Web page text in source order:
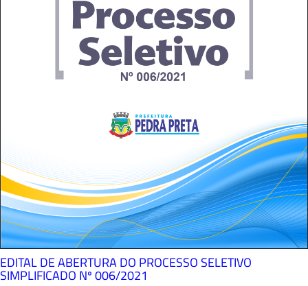
EDITAL DE ABERTURA DO PROCESSO SELETIVO
SIMPLIFICADO Nº 006/2021